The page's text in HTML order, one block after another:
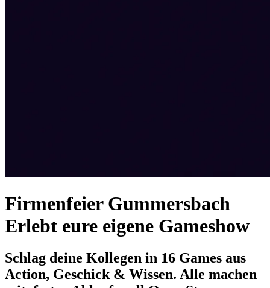
Firmenfeier Gummersbach
Erlebt eure eigene Gameshow
Schlag deine Kollegen in 16 Games aus
Action, Geschick & Wissen. Alle machen